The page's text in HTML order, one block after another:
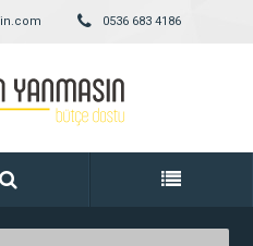
0536 683 4186